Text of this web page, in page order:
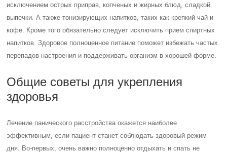
исключением острых приправ, копченых и жирных блюд, сладкой
выпечки. А также тонизирующих напитков, таких как крепкий чай и
кофе. Кроме того обязательно следует исключить прием спиртных
напитков. Здоровое полноценное питание поможет избежать частых
перепадов настроения и поддерживать организм в хорошей форме.
Общие советы для укрепления
здоровья
Лечение панического расстройства окажется наиболее
эффективным, если пациент станет соблюдать здоровый режим
дня. Во-первых, очень важно полноценно отдыхать и спать не